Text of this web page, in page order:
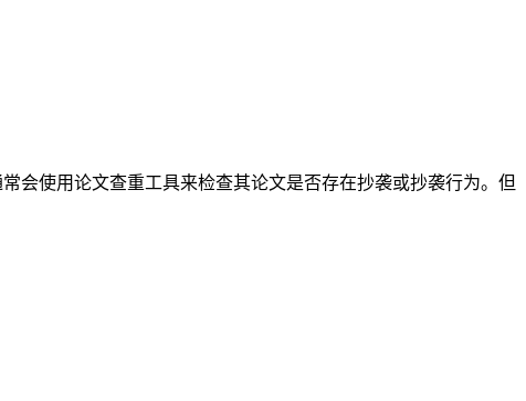
会使用论文查重工具来检查其论文是否存在抄袭或抄袭行为。但